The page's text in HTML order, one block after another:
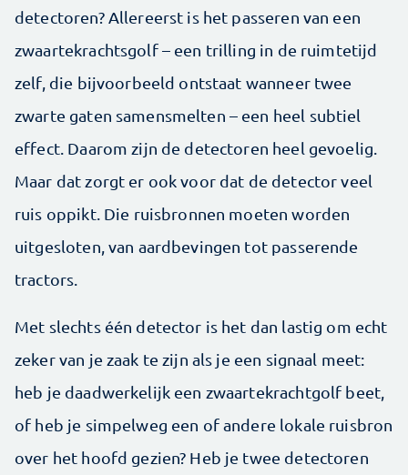
detectoren? Allereerst is het passeren van een
zwaartekrachtsgolf – een trilling in de ruimtetijd
zelf, die bijvoorbeeld ontstaat wanneer twee
zwarte gaten samensmelten – een heel subtiel
effect. Daarom zijn de detectoren heel gevoelig.
Maar dat zorgt er ook voor dat de detector veel
ruis oppikt. Die ruisbronnen moeten worden
uitgesloten, van aardbevingen tot passerende
tractors.
Met slechts één detector is het dan lastig om echt
zeker van je zaak te zijn als je een signaal meet:
heb je daadwerkelijk een zwaartekrachtgolf beet,
of heb je simpelweg een of andere lokale ruisbron
over het hoofd gezien? Heb je twee detectoren